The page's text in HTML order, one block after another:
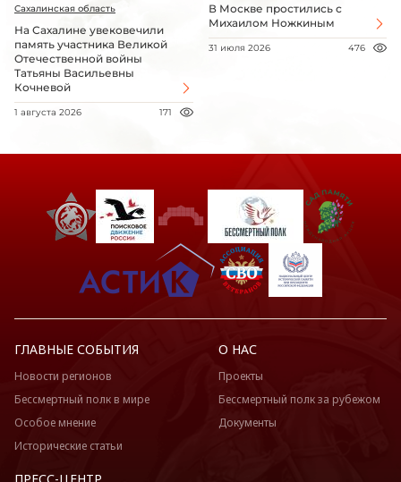
Сахалинская область
На Сахалине увековечили
память участника Великой
Отечественной войны
Татьяны Васильевны
Кочневой
1 августа 2026 171
В Москве простились с
Михаилом Ножкиным
31 июля 2026 476
ГЛАВНЫЕ СОБЫТИЯ
Новости регионов
Бессмертный полк в мире
Особое мнение
Исторические статьи
О НАС
Проекты
Бессмертный полк за рубежом
Документы